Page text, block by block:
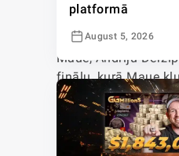
Šīs nedēļas
Maue, Andriju
finālu, kurā Maue
uzvaru, kas bija
platformā
August 5, 2026